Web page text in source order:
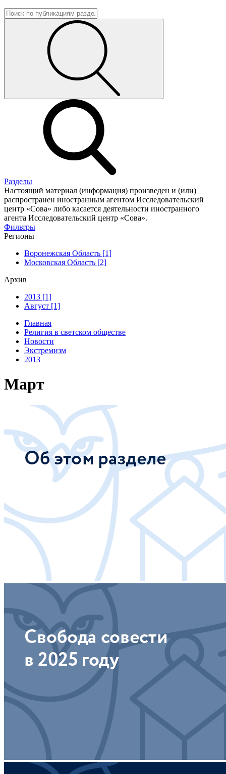
Разделы
Настоящий материал (информация) произведен и (или)
распространен иностранным агентом Исследовательский
центр «Сова» либо касается деятельности иностранного
агента Исследовательский центр «Сова».
Фильтры
Регионы
Воронежская Область [1]
Московская Область [2]
Архив
2013 [1]
Август [1]
Главная
Религия в светском обществе
Новости
Экстремизм
2013
Март